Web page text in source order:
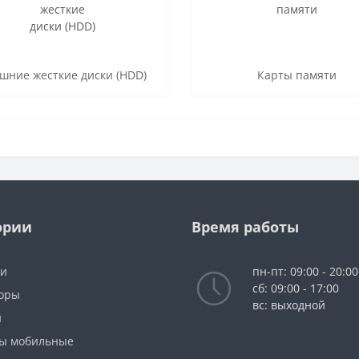
жесткие диски (HDD) Карты памяти
мобильные
Время работы
пн-пт: 09:00 - 20:00
сб: 09:00 - 17:00
вс: выходной